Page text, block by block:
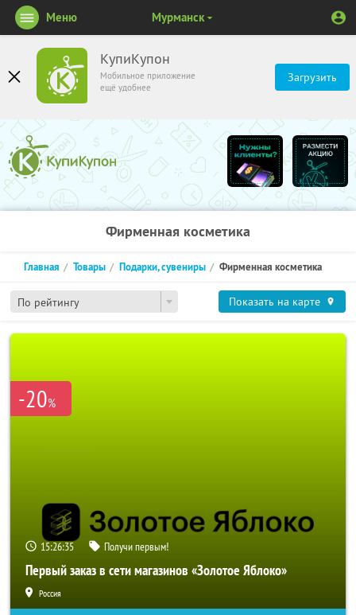
КупиКупон
Мобильное приложение
ещё удобнее
Загрузить
Меню Мурманск
Фирменная косметика
По рейтингу
Главная Товары Подарки, сувениры Фирменная косметика
Показать на карте
-20%
15:26:35 Получи первым!
Первый заказ в сети магазинов «Золотое Яблоко»
Россия